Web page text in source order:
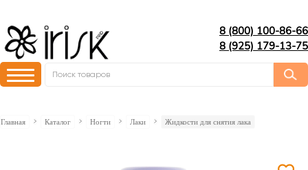
8 (800) 100-86-66
8 (925) 179-13-75
Главная Каталог Ногти Лаки Жидкости для снятия лака